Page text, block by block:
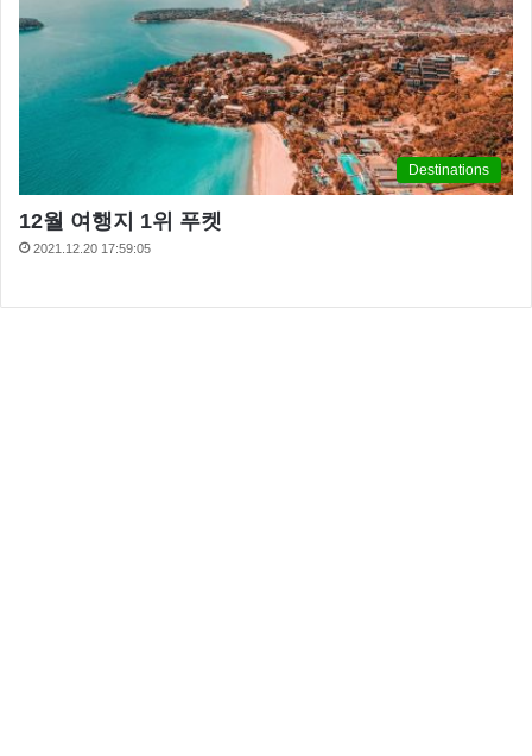
Destinations
12월 여행지 1위 푸켓
2021.12.20 17:59:05